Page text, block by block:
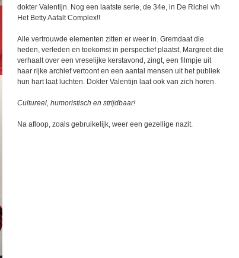
dokter Valentijn. Nog een laatste serie, de 34e, in De Richel v/h
Het Betty Aafalt Complex!!
Alle vertrouwde elementen zitten er weer in. Gremdaat die
heden, verleden en toekomst in perspectief plaatst, Margreet die
verhaalt over een vreselijke kerstavond, zingt, een filmpje uit
haar rijke archief vertoont en een aantal mensen uit het publiek
hun hart laat luchten. Dokter Valentijn laat ook van zich horen.
Cultureel, humoristisch en strijdbaar!
Na afloop, zoals gebruikelijk, weer een gezellige nazit.